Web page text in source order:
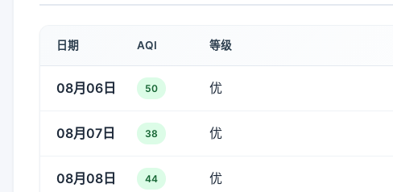
日期 AQI 等级
08月06日 50 优
08月07日 38 优
08月08日 44 优